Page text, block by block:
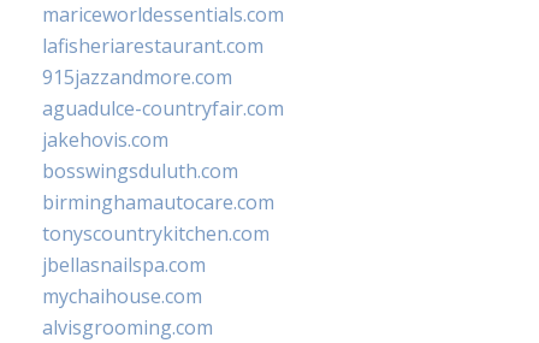
mariceworldessentials.com
lafisheriarestaurant.com
915jazzandmore.com
aguadulce-countryfair.com
jakehovis.com
bosswingsduluth.com
birminghamautocare.com
tonyscountrykitchen.com
jbellasnailspa.com
mychaihouse.com
alvisgrooming.com